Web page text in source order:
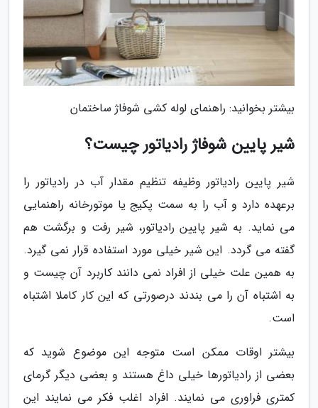
بیشتر بخوانید: راهنمای لوله کشی شوفاژ ساختمان
شیر پایین شوفاژ رادیاتور چیست؟
شیر پایین رادیاتور وظیفه تنظیم مقدار آب در رادیاتور را
برعهده دارد و آب را به سمت پکیج یا موتورخانه راهنمایی
می نماید. به شیر پایین رادیاتور، شیر رفت و برگشت هم
گفته می گردد. این شیر خیلی مورد استفاده قرار نمی گیرد.
به همین علت خیلی از افراد نمی دانند کاربرد آن چیست و
به اشتباه آن را می بندند درصورتی که این کار کاملا اشتباه
است.
بیشتر اوقات ممکن است متوجه این موضوع شوید که
بعضی از رادیاتورها خیلی داغ هستند و بعضی دیگر گرمای
کمتری فراوری می نمایند. افراد اغلب فکر می نمایند این